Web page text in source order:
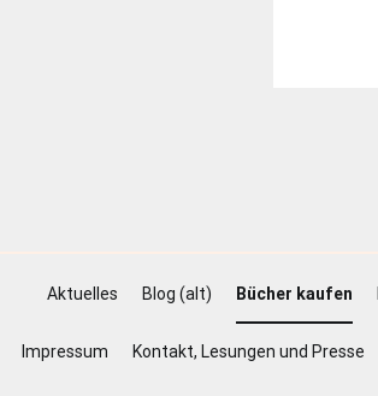
Aktuelles Blog (alt) Bücher kaufen
Impressum Kontakt, Lesungen und Presse